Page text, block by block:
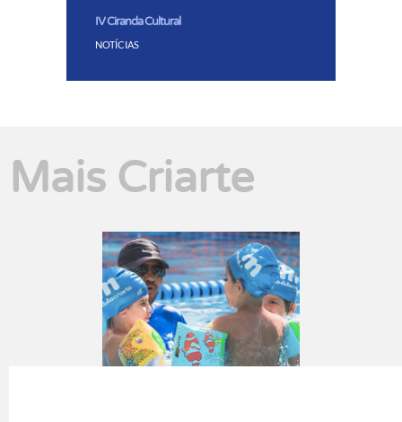
IV Ciranda Cultural
NOTÍCIAS
Mais Criarte